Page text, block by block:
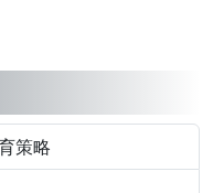
策略